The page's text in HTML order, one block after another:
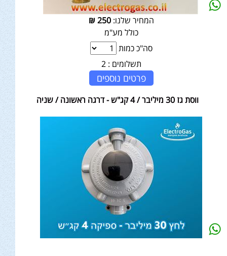
המחיר שלנו:250
₪
כולל מע"מ
סה"כ כמות
תשלומים : 2
פרטים נוספים
ווסת גז 30 מיליבר / 4 קג"ש - דרגה ראשונה / שניה